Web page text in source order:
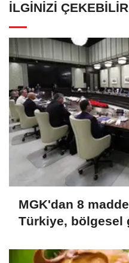
İLGINIZI ÇEKEBILIR
MGK'dan 8
Türkiye, bölgesel